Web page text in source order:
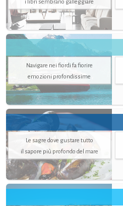
i libri sembrano galleggiare
Navigare nei fiordi fa fiorire
emozioni profondissime
Le sagre dove gustare tutto
il sapore più profondo del mare